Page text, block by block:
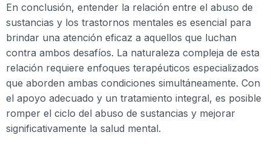
En conclusión, entender la relación entre el abuso de
sustancias y los trastornos mentales es esencial para
brindar una atención eficaz a aquellos que luchan
contra ambos desafíos. La naturaleza compleja de esta
relación requiere enfoques terapéuticos especializados
que aborden ambas condiciones simultáneamente. Con
el apoyo adecuado y un tratamiento integral, es posible
romper el ciclo del abuso de sustancias y mejorar
significativamente la salud mental.